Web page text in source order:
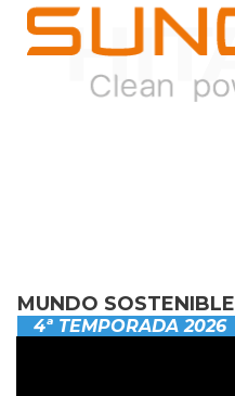
MUNDO SOSTENIBLE
4ª TEMPORADA 2026